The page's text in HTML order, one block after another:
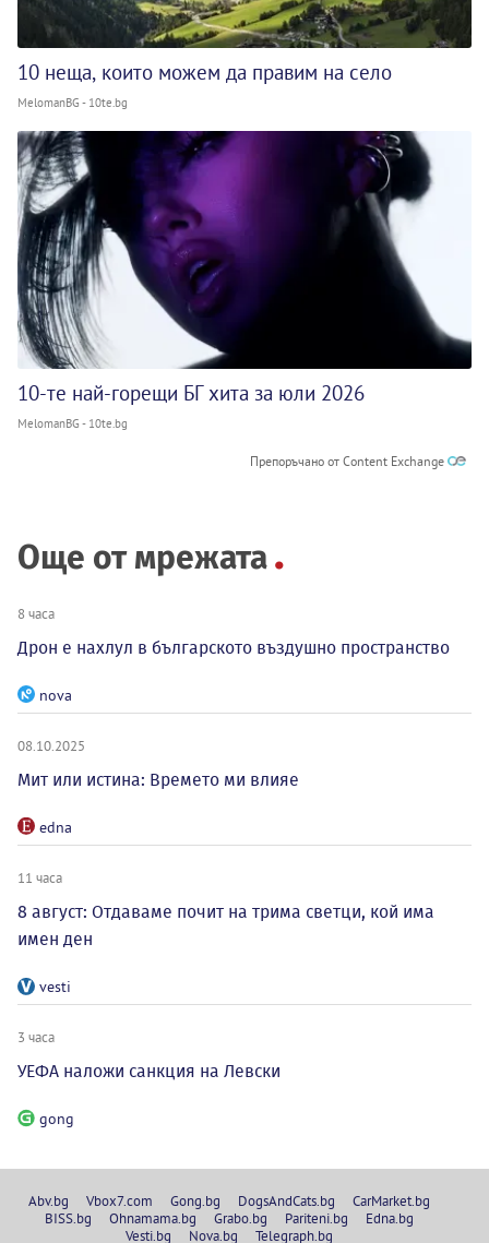
10 неща, които можем да правим на село
MelomanBG - 10te.bg
10-те най-горещи БГ хита за юли 2026
MelomanBG - 10te.bg
Препоръчано от Content Exchange
Още от мрежата
8 часа
Дрон е нахлул в българското въздушно пространство
nova
08.10.2025
Мит или истина: Времето ми влияе
edna
11 часа
8 август: Отдаваме почит на трима светци, кой има
имен ден
vesti
3 часа
УЕФА наложи санкция на Левски
gong
Abv.bg Vbox7.com Gong.bg DogsAndCats.bg
CarMarket.bg
BISS.bg
Ohnamama.bg Grabo.bg Pariteni.bg
Edna.bg
Vesti.bg
Nova.bg Telegraph.bg